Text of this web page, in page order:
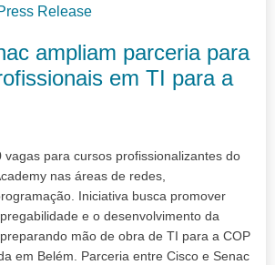
Release
ampliam parceria para
em TI para a
vagas para cursos profissionalizantes do
nas áreas de redes,
Iniciativa busca promover
e o desenvolvimento da
mão de obra de TI para a COP
em Belém. Parceria entre Cisco e Senac